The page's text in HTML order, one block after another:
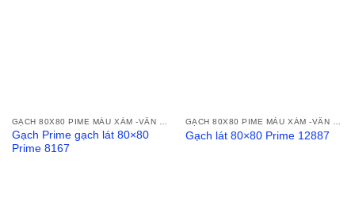
Gạch Prime gạch lát 80×80
Prime 8167
Gạch lát 80×80 Prime 12887